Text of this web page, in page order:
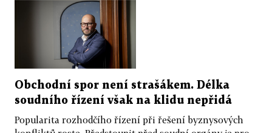
Obchodní spor není strašákem. Délka
soudního řízení však na klidu nepřidá
Popularita rozhodčího řízení při řešení byznysových